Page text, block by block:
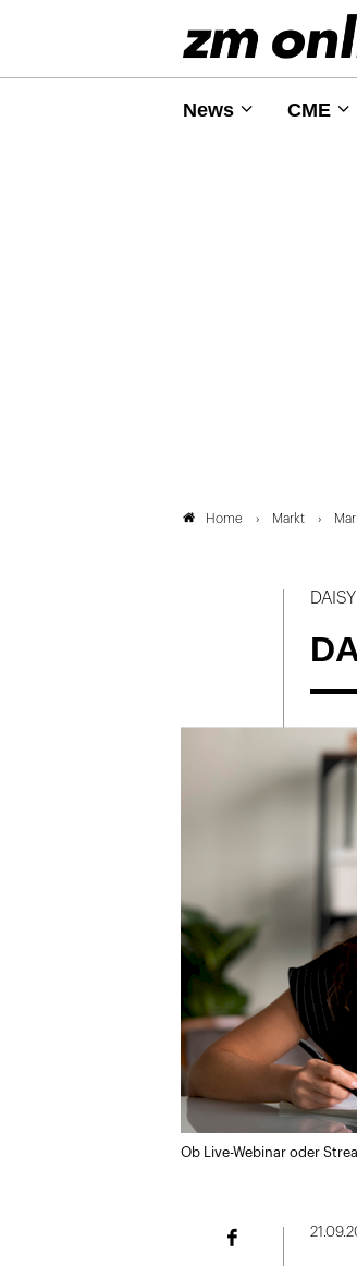
News CME
Home Markt
DAISY
Ob Live-Webinar oder